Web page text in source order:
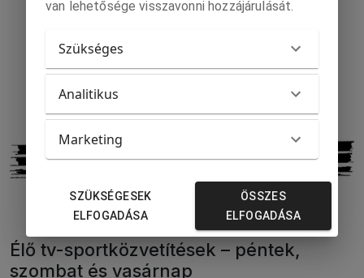
Élő tv-sportközvetítések – péntek,
szombat és vasárnap
van lehetősége visszavonni hozzájárulását.
Szükséges
Analitikus
Marketing
SZÜKSÉGESEK
ELFOGADÁSA
ÖSSZES
ELFOGADÁSA